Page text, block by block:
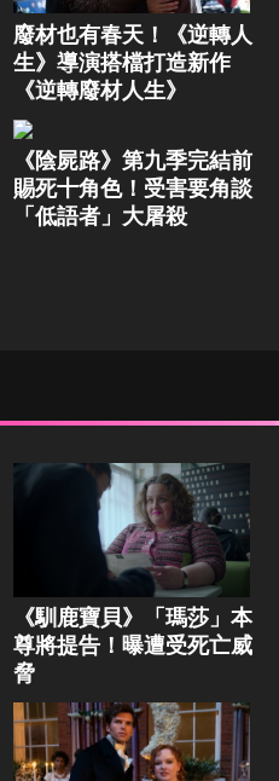
廢材也有春天！《逆轉人
生》導演搭檔打造新作
《逆轉廢材人生》
《陰屍路》第九季完結前
賜死十角色！受害要角談
「低語者」大屠殺
《馴鹿寶貝》「瑪莎」本
尊將提告！曝遭受死亡威
脅